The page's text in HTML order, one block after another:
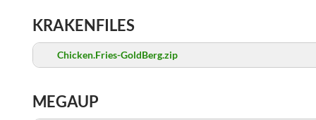
KRAKENFILES
Chicken.Fries-GoldBerg.zip
MEGAUP